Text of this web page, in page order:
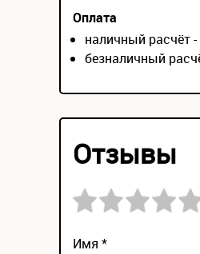
Оплата
наличный расчёт
безналичный
Отзывы
Имя *